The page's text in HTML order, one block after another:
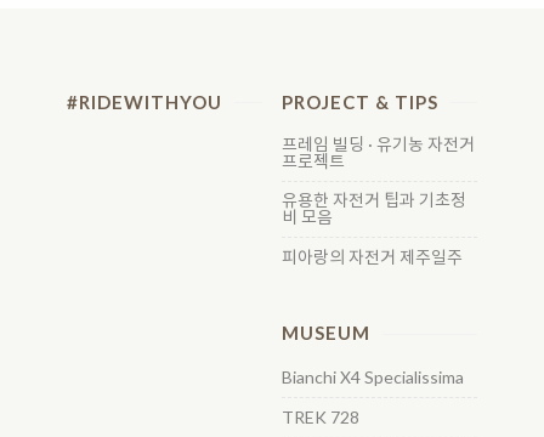
#RIDEWITHYOU PROJECT & TIPS
프레임 빌딩 · 유기농 자전거
프로젝트
유용한 자전거 팁과 기초정
비 모음
피아랑의 자전거 제주일주
MUSEUM
Bianchi X4 Specialissima
TREK 728